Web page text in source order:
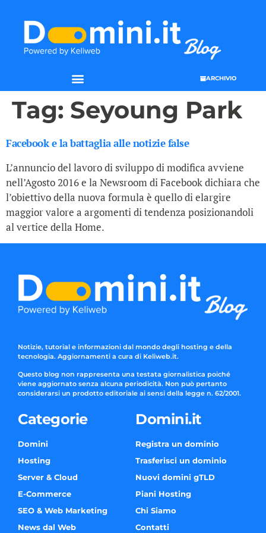
ARCHIVIO
Tag: Seyoung Park
Facebook e la battaglia alle notizie false
L’annuncio del lavoro di sviluppo di modifica avviene
nell’Agosto 2016 e la Newsroom di Facebook dichiara che
l’obiettivo della nuova formula è quello di elargire
maggior valore a argomenti di tendenza posizionandoli
al vertice della Home.
Notizie, tutorial e informazioni dal mondo degli hosting e della
tecnologia. Aggiornamenti a cura di Keliweb.it.
Questo blog non rappresenta una testata giornalistica poiché
viene aggiornato senza alcuna periodicità. Non può pertanto
considerarsi un prodotto editoriale ai sensi della legge n. 62/2001.
Categorie
Domini
Hosting
Server & Cloud
E-Commerce
SEO & Web Marketing
News dal Web
Domini.it
Registra un dominio
Trasferisci un dominio
Nuovi domini gTLD
Piani Hosting
Chi Siamo
Contatti